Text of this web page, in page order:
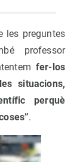
les preguntes
professor
fer-los
situacions,
perquè
.